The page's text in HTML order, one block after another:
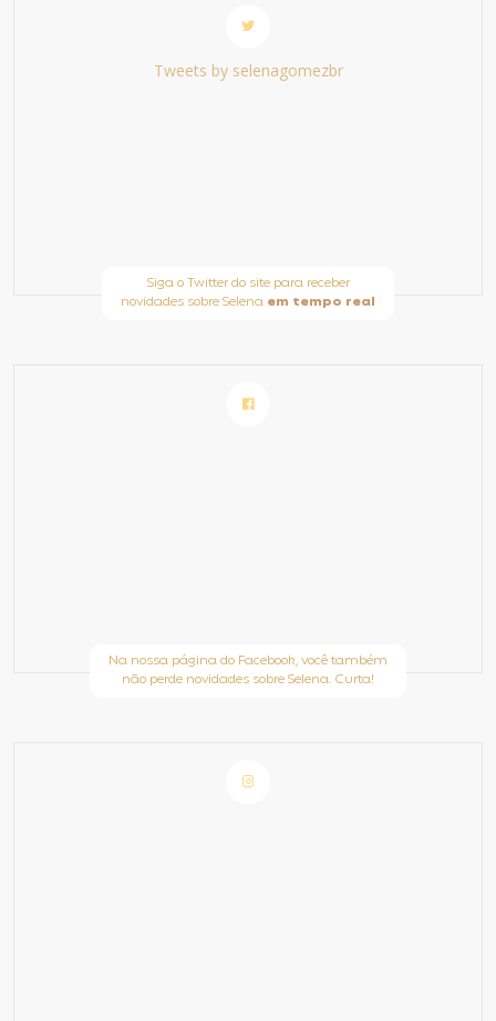
Tweets by selenagomezbr
Siga o Twitter do site para receber
novidades sobre Selena em tempo real
Na nossa página do Facebook, você também
não perde novidades sobre Selena. Curta!